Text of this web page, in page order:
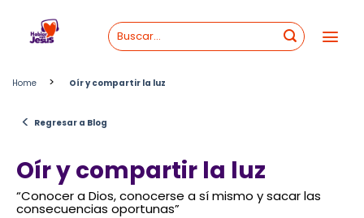
content
Home > Oír y compartir la luz
< Regresar a Blog
Oír y compartir la luz
“Conocer a Dios, conocerse a sí mismo y sacar las
consecuencias oportunas”